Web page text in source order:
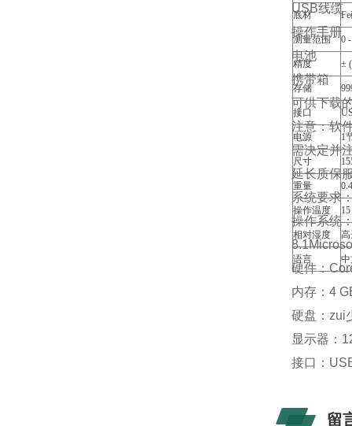
底材
测量范围 0
精度 ±
存储
接口
电源 1
尺寸
重量
操作温度
相对湿度 高
语言
USB线缆
操作手册
电池
携带箱
可供下载
注意：软
需决定并
延长质保
系统要求
操作系统
硬件：
内存：4
硬盘：zui
显示器：
接口：
留